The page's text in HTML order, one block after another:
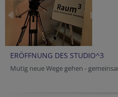
ERÖFFNUNG DES STUDIO^3
Mutig neue Wege gehen -